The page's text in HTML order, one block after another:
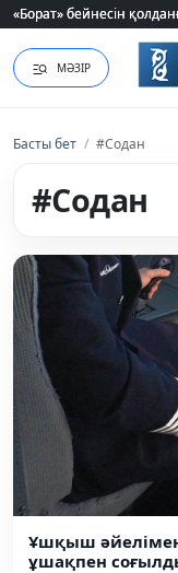
«Борат» бейнесін
«Борат» бейнесін
МӘЗІР
Басты бет / #Содан
#Содан
Ұшқыш
ұшақпен